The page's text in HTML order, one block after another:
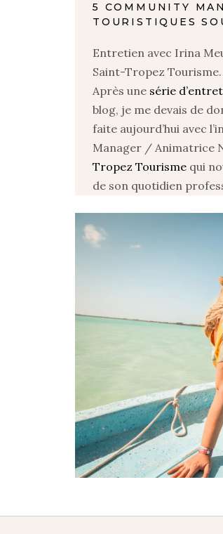
5 COMMUNITY
TOURISTIQUES
Entretien avec Irina
Saint-Tropez Tourisme.
Après une série
blog, je me devais de
faite aujourd’hui avec
Manager / Animatrice
Tropez Tourisme qui
de son quotidien